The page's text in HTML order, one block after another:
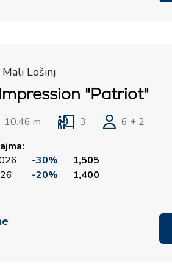
Mali Lošinj
"Patriot"
10.46 m 3
6 + 2
-30%
1,505
-20% 1,400